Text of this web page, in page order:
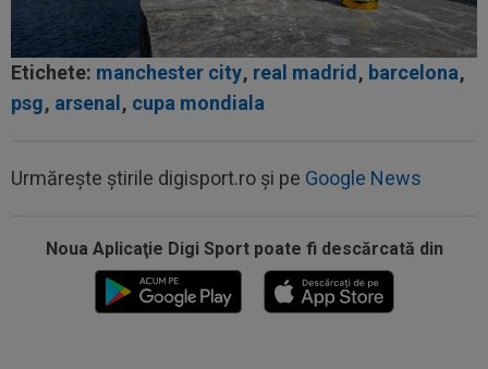
Etichete: manchester city, real madrid, barcelona,
psg, arsenal, cupa mondiala
Urmărește știrile digisport.ro și pe Google News
Noua Aplicaţie Digi Sport poate fi descărcată din